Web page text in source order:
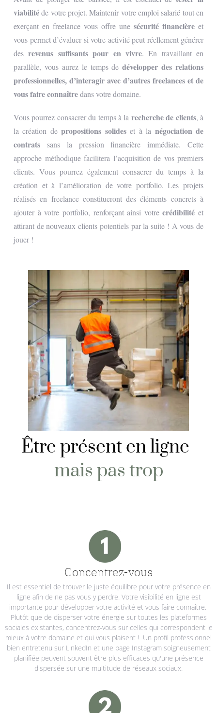
viabilitéde votre projet. Maintenir votre emploi salarié tout en
exerçant en freelance vous offre une sécurité financière et
vous permet d’évaluer si votre activité peut réellement générer
desrevenus suffisants pour en vivre. En travaillant en
parallèle, vous aurez le temps dedévelopper des relations
professionnelles, d’interagir avec d’autres freelances et de
vous faire connaîtredans votre domaine.
Vous pourrez consacrer du temps à la recherche de clients, à
la création depropositions solideset à la négociation de
contrats sans la pression financière immédiate. Cette
approche méthodique facilitera l’acquisition de vos premiers
clients. Vous pourrez également consacrer du temps à la
création et à l’amélioration de votre portfolio. Les projets
réalisés en freelance constitueront des éléments concrets à
ajouter à votre portfolio, renforçant ainsi votrecrédibilité et
attirant de nouveaux clients potentiels par la suite ! A vous de
jouer !
Être présent en ligne
mais pas trop
Concentrez-vous
Il est essentiel de trouver le juste équilibre pour votre présence en
ligne afin de ne pas vous y perdre. Votre visibilité en ligne est
importante pour développer votre activité et vous faire connaitre.
Plutôt que de disperser votre énergie sur toutes les plateformes
sociales existantes, concentrez-vous sur celles qui correspondent le
mieux à votre domaine et qui vous plaisent ! Un profil professionnel
bien entretenu sur LinkedIn et une page Instagram soigneusement
planifiée peuvent souvent être plus efficaces qu'une présence
dispersée sur une multitude de réseaux sociaux.